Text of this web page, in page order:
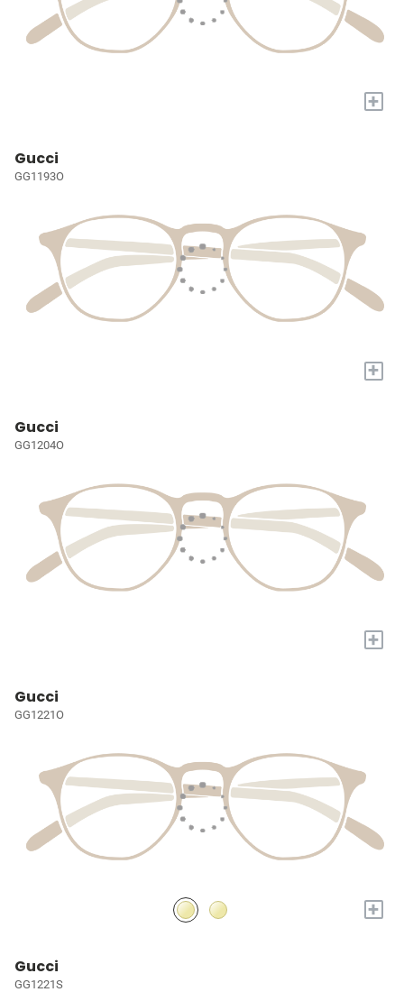
+
Gucci
GG1193O
+
Gucci
GG1204O
+
Gucci
GG1221O
+
Gucci
GG1221S